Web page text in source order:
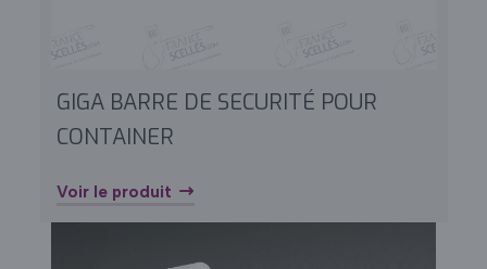
GIGA BARRE DE SECURITÉ POUR
CONTAINER
Voir le produit